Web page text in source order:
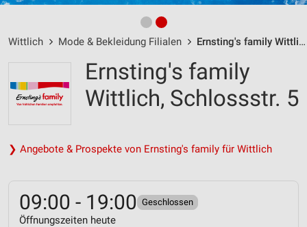
Wittlich Mode & Bekleidung Filialen Ernsting's family Wittlich / Schlossstr. 5 - Öffnungszeiten & Adresse
Ernsting's family
Wittlich, Schlossstr. 5
❯ Angebote & Prospekte von Ernsting's family für Wittlich
09:00 - 19:00 Geschlossen
Öffnungszeiten heute